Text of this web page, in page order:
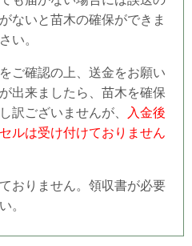
ないと苗木の確保ができま
い。
ご確認の上、送金をお願い
出来ましたら、苗木を確保
訳ございませんが、
入金後
ルは受け付けておりません
おりません。領収書が必要
。